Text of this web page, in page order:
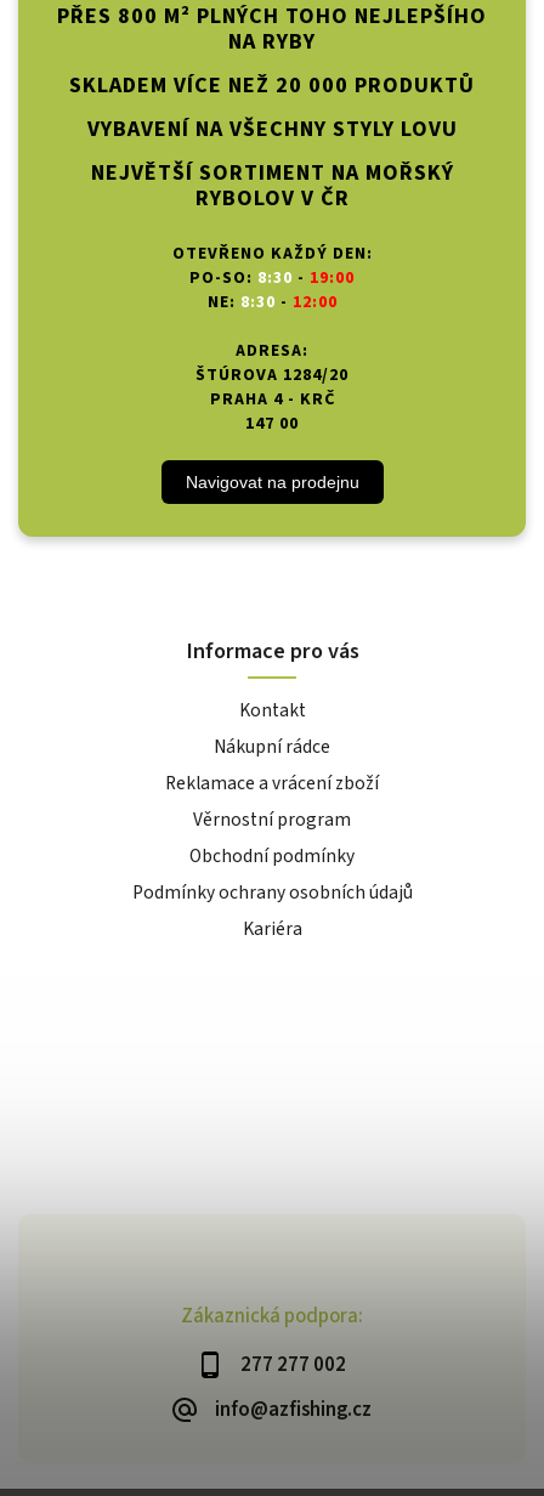
Zákaznická podpora:
277 277 002
info@azfishing.cz
PŘES 800 M² PLNÝCH TOHO NEJLEPŠÍHO
NA RYBY
SKLADEM VÍCE NEŽ 20 000 PRODUKTŮ
VYBAVENÍ NA VŠECHNY STYLY LOVU
NEJVĚTŠÍ SORTIMENT NA MOŘSKÝ
RYBOLOV V ČR
OTEVŘENO KAŽDÝ DEN:
PO-SO: 8:30 - 19:00
NE: 8:30 - 12:00
ADRESA:
ŠTÚROVA 1284/20
PRAHA 4 - KRČ
147 00
Navigovat na prodejnu
Informace pro vás
Kontakt
Nákupní rádce
Reklamace a vrácení zboží
Věrnostní program
Obchodní podmínky
Podmínky ochrany osobních údajů
Kariéra